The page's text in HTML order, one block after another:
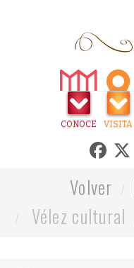
CONOCE VISITA
Volver
Vélez cultural